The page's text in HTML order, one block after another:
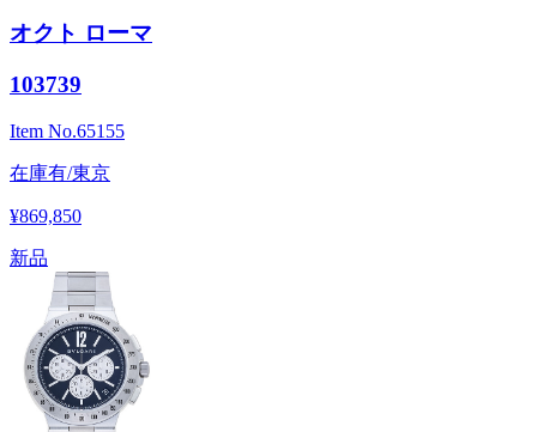
オクト ローマ
103739
Item No.65155
在庫有/東京
¥869,850
新品